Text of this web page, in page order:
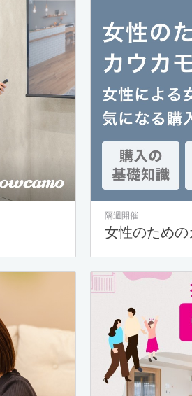
隔週開催
女性のため